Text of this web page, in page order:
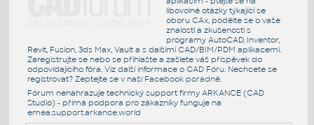
libovolné otázky týkající se
oboru CAx, podělte se o vaše
znalosti a zkušenosti s
programy AutoCAD, Inventor,
Revit, Fusion, 3ds Max, Vault a s dalšími CAD/BIM/PDM aplikacemi.
Zaregistrujte se nebo se přihlašte a zašlete váš příspěvek do
odpovídajícího fóra. Viz další informace o CAD Fóru. Nechcete se
registrovat? Zeptejte se v naší Facebook poradně.
Fórum nenahrazuje technický support firmy ARKANCE (CAD
Studio) - přímá podpora pro zákazníky funguje na
emea.support.arkance.world